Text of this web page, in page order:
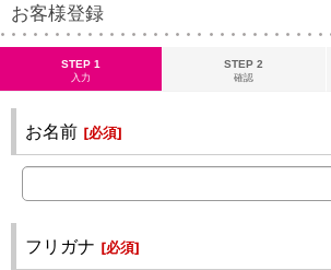
お客様登録
STEP 1
入力
STEP 2
確認
お名前 [必須]
フリガナ [必須]